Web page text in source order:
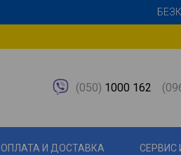
(050) 1000 162
ОПЛАТА И ДОСТАВКА СЕРВИС